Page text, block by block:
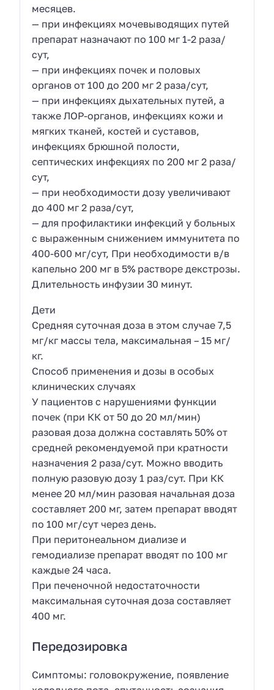
месяцев.
— при инфекциях мочевыводящих путей
препарат назначают по 100 мг 1-2 раза/
сут,
— при инфекциях почек и половых
органов от 100 до 200 мг 2 раза/сут,
— при инфекциях дыхательных путей, а
также ЛОР-органов, инфекциях кожи и
мягких тканей, костей и суставов,
инфекциях брюшной полости,
септических инфекциях по 200 мг 2 раза/
сут,
— при необходимости дозу увеличивают
до 400 мг 2 раза/сут,
— для профилактики инфекций у больных
с выраженным снижением иммунитета по
400-600 мг/сут, При необходимости в/в
капельно 200 мг в 5% растворе декстрозы.
Длительность инфузии 30 минут.
Дети
Средняя суточная доза в этом случае 7,5
мг/кг массы тела, максимальная – 15 мг/
кг.
Способ применения и дозы в особых
клинических случаях
У пациентов с нарушениями функции
почек (при КК от 50 до 20 мл/мин)
разовая доза должна составлять 50% от
средней рекомендуемой при кратности
назначения 2 раза/сут. Можно вводить
полную разовую дозу 1 раз/сут. При КК
менее 20 мл/мин разовая начальная доза
составляет 200 мг, затем препарат вводят
по 100 мг/сут через день.
При перитонеальном диализе и
гемодиализе препарат вводят по 100 мг
каждые 24 часа.
При печеночной недостаточности
максимальная суточная доза составляет
400 мг.
Передозировка
Симптомы: головокружение, появление